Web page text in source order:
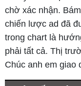
chờ xác nhận.
chiến lược ad đã
trong chart là
phải tất cả. Thị
Chúc anh em giao